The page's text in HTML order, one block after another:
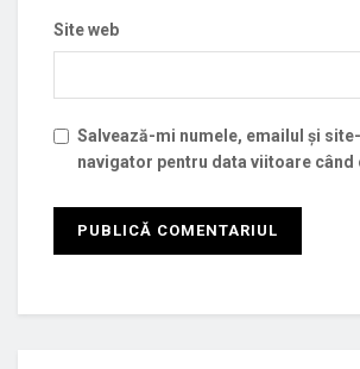
Site web
Salvează-mi numele, emailul și
navigator pentru data viitoare când